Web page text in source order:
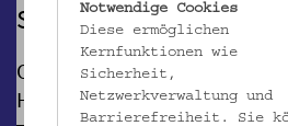
September 2026
OPEN DAYS
Hof der Kulturen
Notwendige Cookies
Diese ermöglichen
Kernfunktionen wie
Sicherheit,
Netzwerkverwaltung und
Barrierefreiheit. Sie